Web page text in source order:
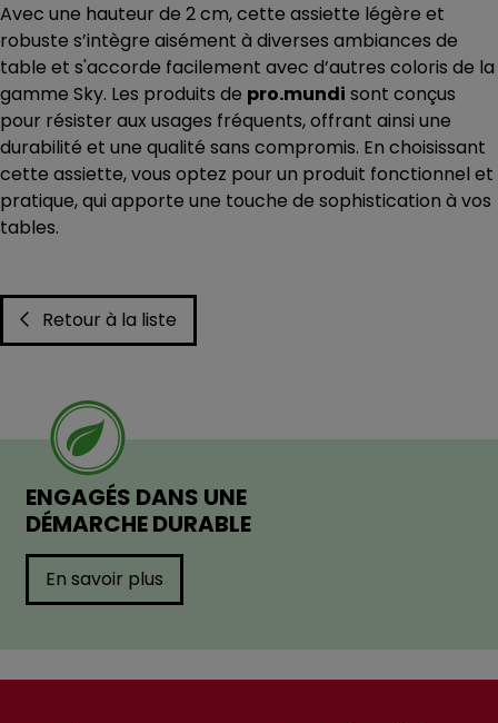
Avec une hauteur de 2 cm, cette assiette légère et
robuste s’intègre aisément à diverses ambiances de
table et s'accorde facilement avec d’autres coloris de la
gamme Sky. Les produits de pro.mundi sont conçus
pour résister aux usages fréquents, offrant ainsi une
durabilité et une qualité sans compromis. En choisissant
cette assiette, vous optez pour un produit fonctionnel et
pratique, qui apporte une touche de sophistication à vos
tables.
Retour à la liste
ENGAGÉS DANS UNE
DÉMARCHE DURABLE
En savoir plus